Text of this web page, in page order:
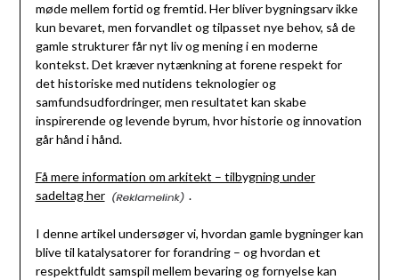
møde mellem fortid og fremtid. Her bliver bygningsarv ikke
kun bevaret, men forvandlet og tilpasset nye behov, så de
gamle strukturer får nyt liv og mening i en moderne
kontekst. Det kræver nytænkning at forene respekt for
det historiske med nutidens teknologier og
samfundsudfordringer, men resultatet kan skabe
inspirerende og levende byrum, hvor historie og innovation
går hånd i hånd.
Få mere information om arkitekt – tilbygning under
sadeltag her
.
I denne artikel undersøger vi, hvordan gamle bygninger kan
blive til katalysatorer for forandring – og hvordan et
respektfuldt samspil mellem bevaring og fornyelse kan